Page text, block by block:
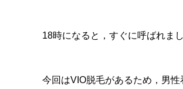
18時になると，すぐに呼ばれま
今回はVIO脱毛があるため，男性